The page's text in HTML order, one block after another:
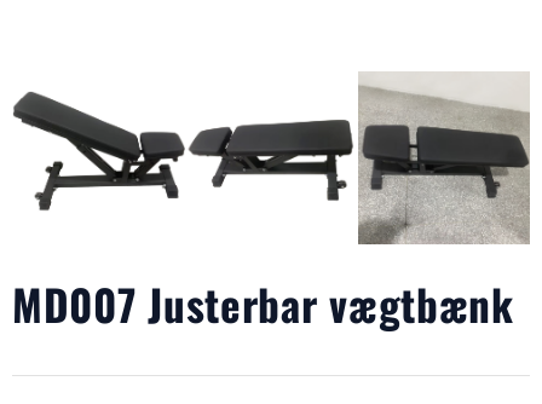
MD007 Justerbar vægtbænk